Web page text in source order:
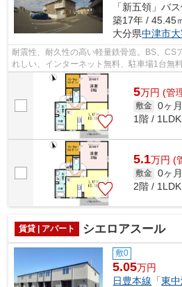
「新五領」バ
築17年 / 45.45
大分県中津市
耐震性、耐久性の高い軽量鉄骨造。BS、CS
れしい、インターネット無料、駐車場1台無
不在時でも安心して荷物を受け取ることが...
5万円 (管
敷金 0ヶ月
1階 /
5.1万円 (
敷金 0ヶ月
2階 /
賃貸 | アパート シエロアスール
敷0
5.05万円
日豊本線 「東